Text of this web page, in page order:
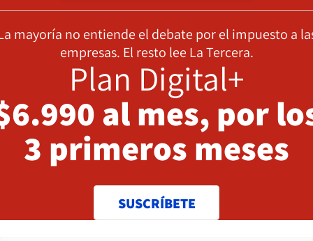
mayoría no entiende el debate por el impuesto a
empresas. El resto lee La Tercera.
Plan Digital+
al mes, por
3 primeros meses
SUSCRÍBETE